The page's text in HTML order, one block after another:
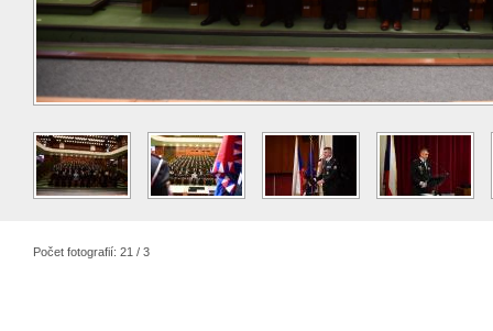
Počet fotografií: 21 / 3